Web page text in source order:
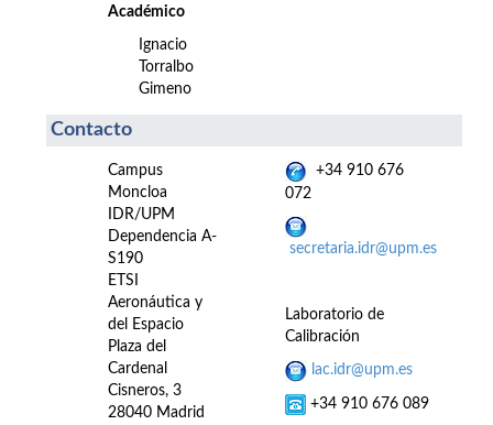
Académico
Ignacio
Torralbo
Gimeno
Contacto
Campus
Moncloa
IDR/UPM
Dependencia A-
S190
ETSI
Aeronáutica y
del Espacio
Plaza del
Cardenal
Cisneros, 3
28040 Madrid
+34 910 676
072
secretaria.idr@upm.es
Laboratorio de
Calibración
lac.idr@upm.es
+34 910 676 089